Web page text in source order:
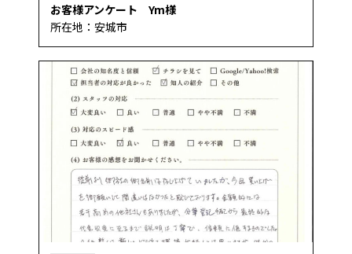
お客様アンケート Ym様
所在地：安城市